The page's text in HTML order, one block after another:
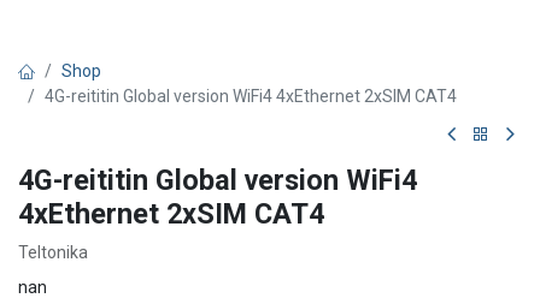
Shop
4G-reititin Global version WiFi4 4xEthernet 2xSIM CAT4
4G-reititin Global version WiFi4
4xEthernet 2xSIM CAT4
Teltonika
nan